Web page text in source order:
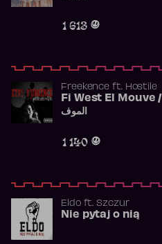
1 613
Freekence ft. Hostile
Fi West El Mouve / في وسط
الموف
1 140
Eldoft. Szczur
Nie pytaj o nią